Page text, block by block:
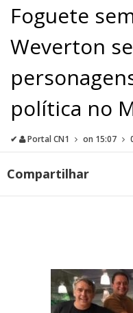
Foguete
Weverton
política no
✔ Portal CN1 on 15:07
Compartilhar